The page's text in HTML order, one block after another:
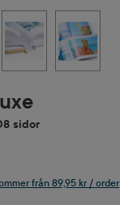
sidor
från 89,95 kr / order